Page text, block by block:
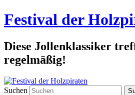
Festival der
Diese Jollenklassiker
regelmäßig!
Suchen